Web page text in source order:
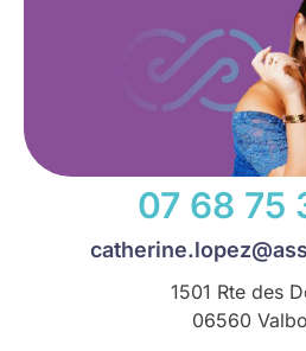
07 68 75
1501 Rte des
06560